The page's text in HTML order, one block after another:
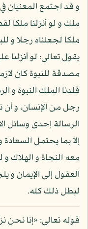
و قد اجتمع المعنيان
ملك و لو أنزلنا ملكا
يقول تعالى: لو أنزلنا
مصدقة للنبوة كان
قلدنا الملك النبوة و
رجل من الإنسان، و
الرسالة إحدى وسائل
إلا بما يحتمل
معه النجاة و الهلاك
العقول إلى الإيمان و
لبطل ذلك كله.
قوله تعالى: «إنا نحن